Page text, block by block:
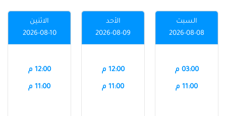
السبت
2026-08-08
03:00 م
11:00 م
الأحد
2026-08-09
12:00 م
11:00 م
الاثنين
2026-08-10
12:00 م
11:00 م